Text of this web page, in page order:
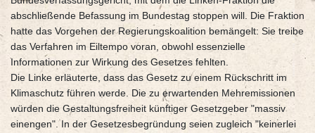
abschließende Befassung im Bundestag stoppen will. Die Fraktion
hatte das Vorgehen der Regierungskoalition bemängelt: Sie treibe
das Verfahren im Eiltempo voran, obwohl essenzielle
Informationen zur Wirkung des Gesetzes fehlten.
Die Linke erläuterte, dass das Gesetz zu einem Rückschritt im
Klimaschutz führen werde. Die zu erwartenden Mehremissionen
würden die Gestaltungsfreiheit künftiger Gesetzgeber "massiv
einengen". In der Gesetzesbegründung seien zugleich "keinerlei